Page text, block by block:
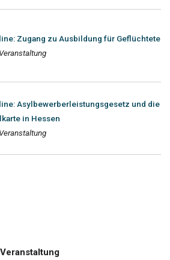
Zugang zu Ausbildung für Geflüchtete
Asylbewerberleistungsgesetz und die
in Hessen
Veranstaltung